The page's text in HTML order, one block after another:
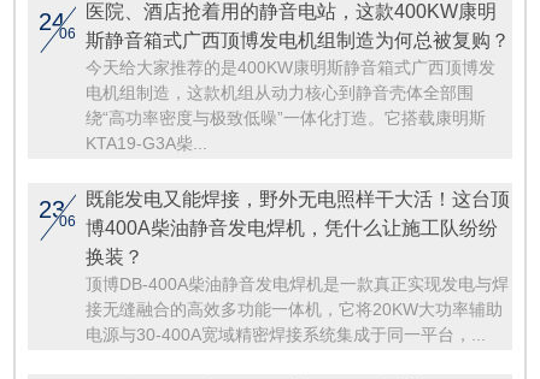
2406
医院、酒店抢着用的静音电站，这款400KW康明
斯静音箱式广西顶博发电机组制造为何总被复购？
今天给大家推荐的是400KW康明斯静音箱式广西顶博发
电机组制造，这款机组从动力核心到静音壳体全部围
绕“高功率密度与极致低噪”一体化打造。它搭载康明斯
KTA19-G3A柴...
2306
既能发电又能焊接，野外无电照样干大活！这台顶
博400A柴油静音发电焊机，凭什么让施工队纷纷
换装？
顶博DB-400A柴油静音发电焊机是一款真正实现发电与焊
接无缝融合的高效多功能一体机，它将20KW大功率辅助
电源与30-400A宽域精密焊接系统集成于同一平台，...